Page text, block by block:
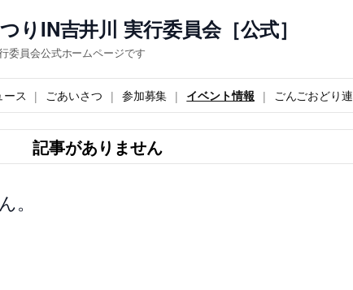
りIN吉井川 実行委員会［公式］
委員会公式ホームページです
ース ごあいさつ 参加募集 イベント情報 ごんごおどり連
記事がありません
。